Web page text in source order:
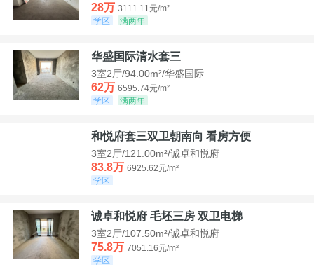
28万 3111.11元/m²
学区
满两年
华盛国际清水套三
3室2厅/94.00m²/华盛国际
62万 6595.74元/m²
学区
满两年
和悦府套三双卫朝南向 看房方便
3室2厅/121.00m²/诚卓和悦府
83.8万 6925.62元/m²
学区
诚卓和悦府 毛坯三房 双卫电梯
3室2厅/107.50m²/诚卓和悦府
75.8万 7051.16元/m²
学区